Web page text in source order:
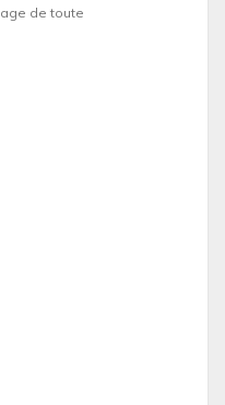
de toute